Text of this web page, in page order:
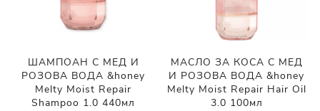
ШАМПОАН С МЕД И
РОЗОВА ВОДА &honey
Melty Moist Repair
Shampoo 1.0 440мл
МАСЛО ЗА КОСА С МЕД
И РОЗОВА ВОДА &honey
Melty Moist Repair Hair Oil
3.0 100мл